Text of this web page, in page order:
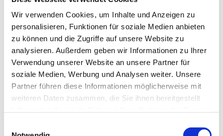
Wir verwenden Cookies, um Inhalte und Anzeigen zu
personalisieren, Funktionen für soziale Medien anbieten
zu können und die Zugriffe auf unsere Website zu
analysieren. Außerdem geben wir Informationen zu Ihrer
Verwendung unserer Website an unsere Partner für
soziale Medien, Werbung und Analysen weiter. Unsere
Partner führen diese Informationen möglicherweise mit
weiteren Daten zusammen, die Sie ihnen bereitgestellt
Dezember 2021 können
Unternehmer:innen Änderungsanträge
für eine verlängerte Förderung stellen.
Vorausgesetzt, sie haben bereits einen
Antrag auf Überbrückungshilfe III Plus für
2021 gestellt, der von den zuständigen